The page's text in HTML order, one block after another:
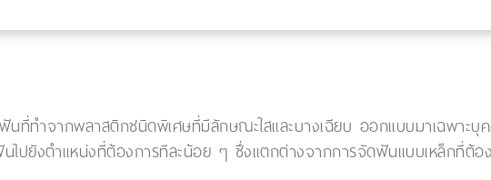
ที่ทำจากพลาสติกชนิดพิเศษที่มีลักษณะใสและบางเฉียบ ออกแบบมาเฉพาะบุ
ยังตำแหน่งที่ต้องการทีละน้อย ๆ ซึ่งแตกต่างจากการจัดฟันแบบเหล็กที่ต้อง